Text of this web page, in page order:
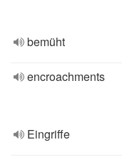
bemüht
encroachments
Eingriffe